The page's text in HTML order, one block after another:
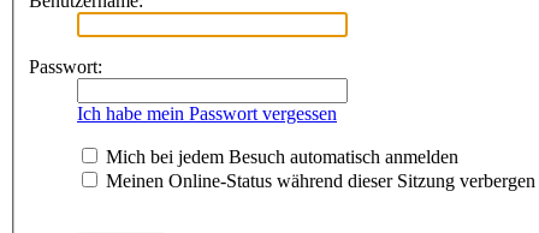
Passwort:
Ich habe mein Passwort vergessen
Mich bei jedem Besuch automatisch anmelden
Meinen Online-Status während dieser Sitzung verbergen